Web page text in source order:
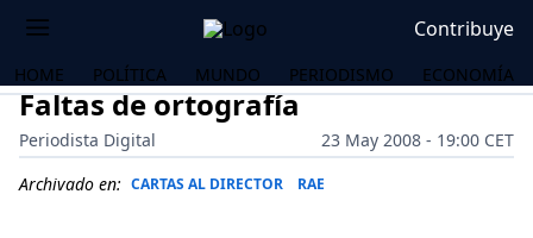
Contribuye
HOME POLÍTICA MUNDO PERIODISMO ECONOMÍA
Faltas de ortografía
Periodista Digital
23 May 2008 - 19:00 CET
Archivado en: CARTAS AL DIRECTOR RAE